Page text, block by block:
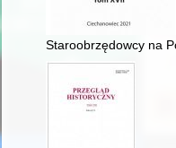
Staroobrzędowcy na